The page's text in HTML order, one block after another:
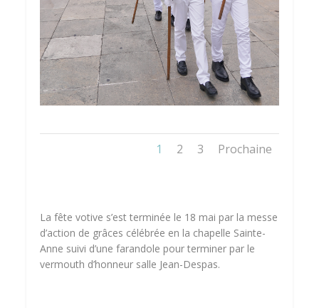
1 2 3 Prochaine
La fête votive s’est terminée le 18 mai par la messe
d’action de grâces célébrée en la chapelle Sainte-
Anne suivi d’une farandole pour terminer par le
vermouth d’honneur salle Jean-Despas.